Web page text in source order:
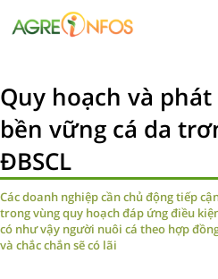
Quy hoạch và
bền vững cá da
ĐBSCL
Các doanh nghiệp cần chủ động tiếp
trong vùng quy hoạch đáp ứng điều
có như vậy người nuôi cá theo hợp
và chắc chắn sẽ có lãi